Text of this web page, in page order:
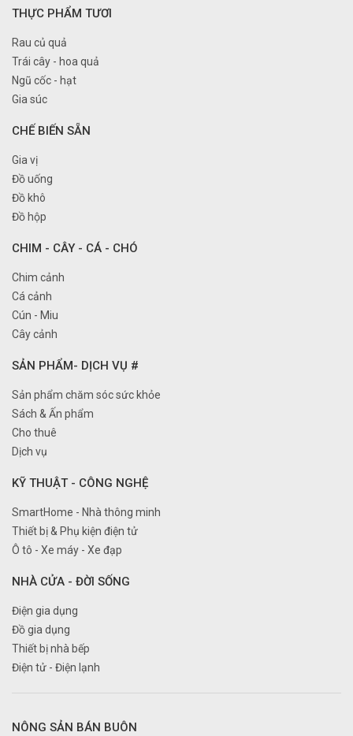
THỰC PHẨM TƯƠI
Rau củ quả
Trái cây - hoa quả
Ngũ cốc - hạt
Gia súc
CHẾ BIẾN SẴN
Gia vị
Đồ uống
Đồ khô
Đồ hộp
CHIM - CÂY - CÁ - CHÓ
Chim cảnh
Cá cảnh
Cún - Miu
Cây cảnh
SẢN PHẨM- DỊCH VỤ #
Sản phẩm chăm sóc sức khỏe
Sách & Ấn phẩm
Cho thuê
Dịch vụ
KỸ THUẬT - CÔNG NGHỆ
SmartHome - Nhà thông minh
Thiết bị & Phụ kiện điện tử
Ô tô - Xe máy - Xe đạp
NHÀ CỬA - ĐỜI SỐNG
Điện gia dụng
Đồ gia dụng
Thiết bị nhà bếp
Điện tử - Điện lạnh
NÔNG SẢN BÁN BUÔN